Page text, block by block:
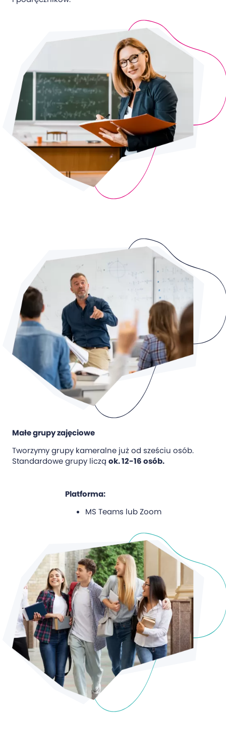
Małe grupy zajęciowe
Tworzymy grupy kameralne już od sześciu osób.
Standardowe grupy liczą ok. 12-16 osób.
Platforma:
MS Teams lub Zoom